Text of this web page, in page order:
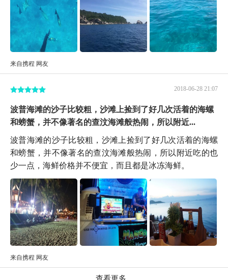
来自携程 网友
2018-06-28 21:07
波普海滩的沙子比较粗，沙滩上捡到了好几次活着的海螺
和螃蟹，并不像著名的查汶海滩般热闹，所以附近...
波普海滩的沙子比较粗，沙滩上捡到了好几次活着的海螺
和螃蟹，并不像著名的查汶海滩般热闹，所以附近吃的也
少一点，海鲜价格并不便宜，而且都是冰冻海鲜。
来自携程 网友
查看更多...